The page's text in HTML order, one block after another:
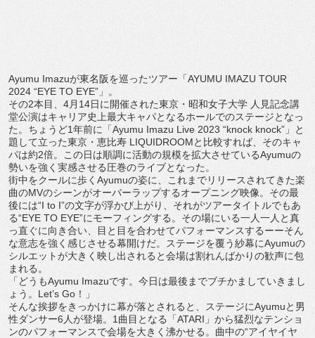
Ayumu Imazuが東名阪を巡ったツアー「AYUMU IMAZU TOUR
2024 “EYE TO EYE”」。
その2本目、4月14日に開催された東京・昭和女子大学 人見記念講
堂公演はキャリア史上最大キャパとなるホールでのステージとなっ
た。ちょうど1年前に「Ayumu Imazu Live 2023 “knock knock”」と
題して立った東京・恵比寿 LIQUIDROOMと比較すれば、そのキャ
パは約2倍。
この日は順調に活動の規模を拡大させているAyumuの
勢いを強 く実感させる圧巻のライブとなった。
街中をクールに歩くAyumuの姿に、
これまでリリースされてきた楽
曲のMVのシーンがオーバーラップするオープニング映像。その最
後には“I to I”の文字が浮かび上がり、それがツアータイトルでもあ
る“EYE TO EYE”にモーフィングする。 その場にいる一人一人と真
っ直ぐに向き合い、
目と目を合わせてパフォーマンスするーーそん
な意志を強く感じさせる幕開けだ。
ステージを覆う紗幕にAyumuの
シルエットが大きく映し出されると会場は割れんばかりの歓声に包
まれる。
「どうもAyumu Imazuです。今日は最後までブチかましていきまし
ょう。 Let’s Go！」
そんな挨拶をきっかけに幕が落とされると、
ステージにAyumuと男
性ダンサー6人が登場。1曲目となる「ATARI」 から猛烈なテンショ
ンのパフォーマンスで会場を大きく沸かせる。 曲中の“アイヤイヤ